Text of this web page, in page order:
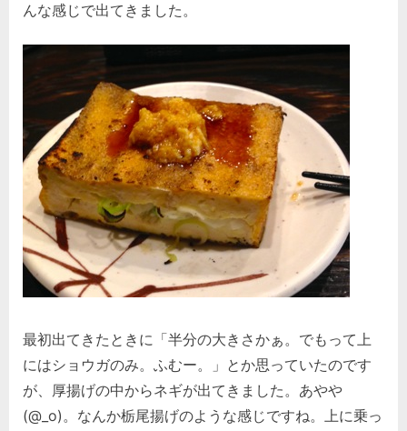
んな感じで出てきました。
最初出てきたときに「半分の大きさかぁ。でもって上
にはショウガのみ。ふむー。」とか思っていたのです
が、厚揚げの中からネギが出てきました。あやや
(@_o)。なんか栃尾揚げのような感じですね。上に乗っ